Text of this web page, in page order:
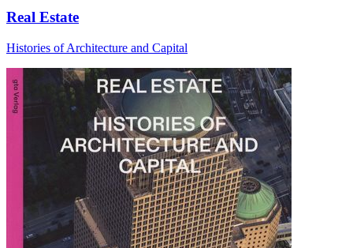
Real Estate
Histories of Architecture and Capital